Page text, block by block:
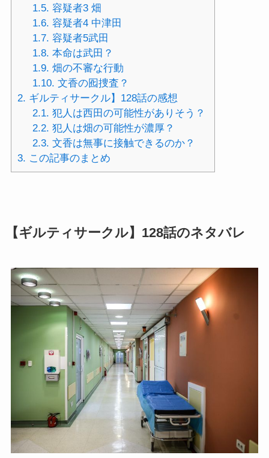
1.5. 容疑者3 畑
1.6. 容疑者4 中津田
1.7. 容疑者5武田
1.8. 本命は武田？
1.9. 畑の不審な行動
1.10. 文香の囮捜査？
2. ギルティサークル】128話の感想
2.1. 犯人は西田の可能性がありそう？
2.2. 犯人は畑の可能性が濃厚？
2.3. 文香は無事に接触できるのか？
3. この記事のまとめ
【ギルティサークル】128話のネタバレ